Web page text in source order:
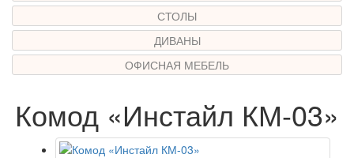
СТОЛЫ
ДИВАНЫ
ОФИСНАЯ МЕБЕЛЬ
Комод «Инстайл КМ-03»